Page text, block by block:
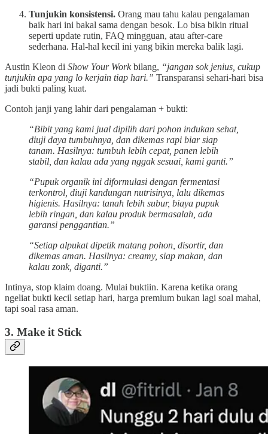
Tunjukin konsistensi. Orang mau tahu kalau pengalaman
baik hari ini bakal sama dengan besok. Lo bisa bikin ritual
seperti update rutin, FAQ mingguan, atau after-care
sederhana. Hal-hal kecil ini yang bikin mereka balik lagi.
Austin Kleon di Show Your Workbilang, “jangan sok jenius, cukup
tunjukin apa yang lo kerjain tiap hari.” Transparansi sehari-hari bisa
jadi bukti paling kuat.
Contoh janji yang lahir dari pengalaman + bukti:
“Bibit yang kami jual dipilih dari pohon indukan sehat,
diuji daya tumbuhnya, dan dikemas rapi biar siap
tanam. Hasilnya: tumbuh lebih cepat, panen lebih
stabil, dan kalau ada yang nggak sesuai, kami ganti.”
“Pupuk organik ini diformulasi dengan fermentasi
terkontrol, diuji kandungan nutrisinya, lalu dikemas
higienis. Hasilnya: tanah lebih subur, biaya pupuk
lebih ringan, dan kalau produk bermasalah, ada
garansi penggantian.”
“Setiap alpukat dipetik matang pohon, disortir, dan
dikemas aman. Hasilnya: creamy, siap makan, dan
kalau zonk, diganti.”
Intinya, stop klaim doang. Mulai buktiin. Karena ketika orang
ngeliat bukti kecil setiap hari, harga premium bukan lagi soal mahal,
tapi soal rasa aman.
3. Make it Stick